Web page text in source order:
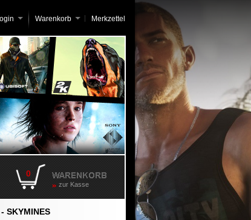
Merkzettel
Warenkorb
0
zur Kasse
SKYMINES